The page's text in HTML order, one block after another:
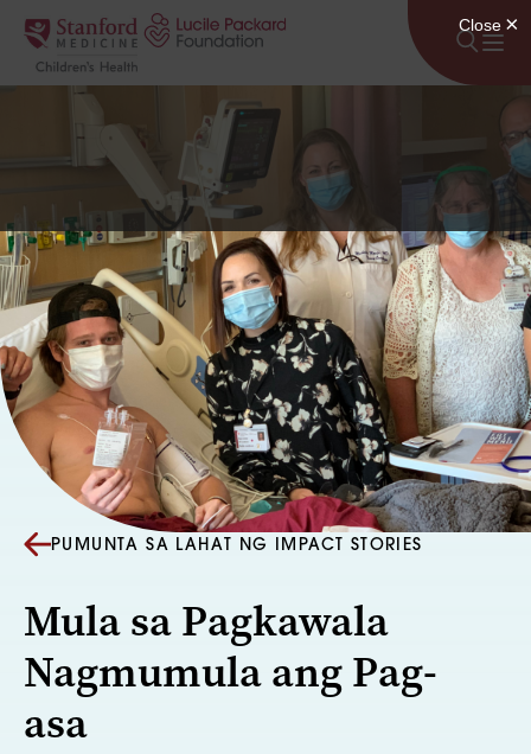
Lumaktaw sa nilalaman
PUMUNTA SA LAHAT NG IMPACT STORIES
Mula sa Pagkawala
Nagmumula ang Pag-
asa